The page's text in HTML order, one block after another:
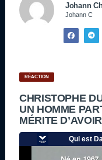
Johann
Johann C
RÉACTION
CHRISTOPHE
UN HOMME
MÉRITE